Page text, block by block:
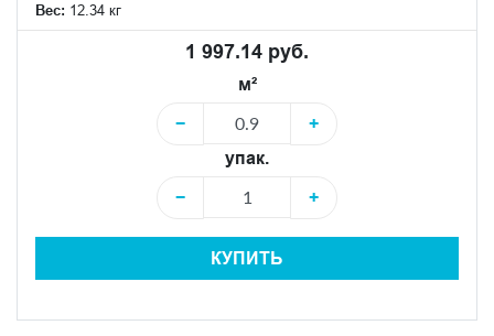
Вес: 12.34 кг
1 997.14 руб.
м²
−
+
упак.
−
+
КУПИТЬ